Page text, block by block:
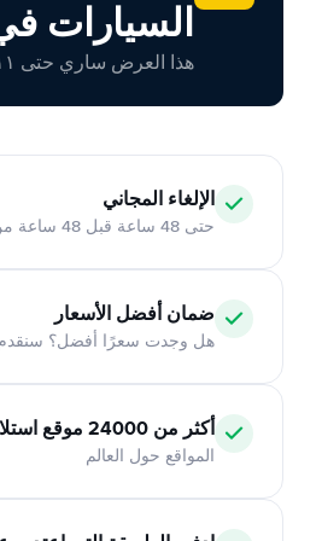
السيارات
هذا العرض ساري حتى ١١ أغسطس ٢٠٢٦ - استفد منه اليوم!
الإلغاء المجاني
حتى 48 ساعة قبل 48 ساعة من موعد الاستلام المحدد
ضمان أفضل الأسعار
هل وجدت سعرًا أفضل؟
أكثر من 24000 موقع استلام 24000
المواقع حول العالم